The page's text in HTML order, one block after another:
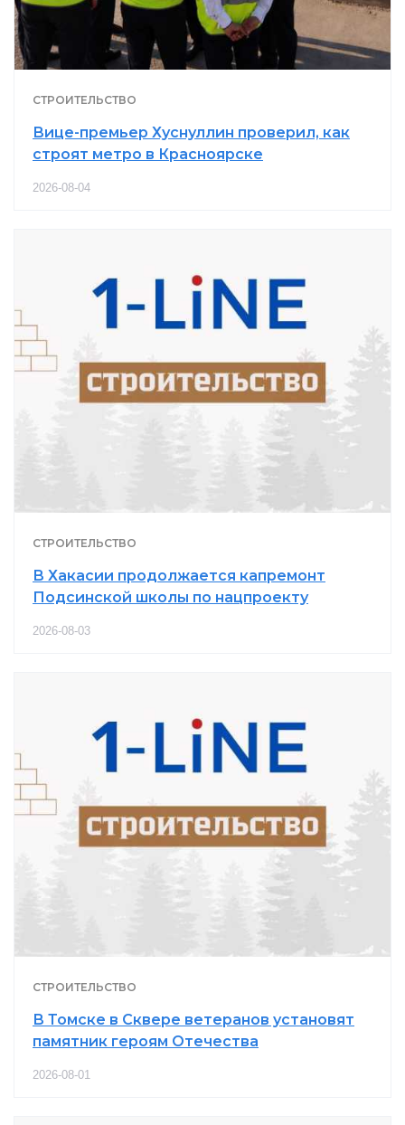
СТРОИТЕЛЬСТВО
Вице-премьер Хуснуллин проверил, как
строят метро в Красноярске
2026-08-04
СТРОИТЕЛЬСТВО
В Хакасии продолжается капремонт
Подсинской школы по нацпроекту
2026-08-03
СТРОИТЕЛЬСТВО
В Томске в Сквере ветеранов установят
памятник героям Отечества
2026-08-01